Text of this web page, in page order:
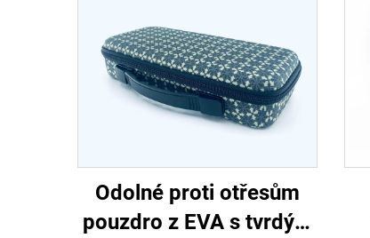
Odolné proti otřesům
pouzdro z EVA s tvrdým